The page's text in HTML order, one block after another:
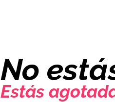
No
Estás